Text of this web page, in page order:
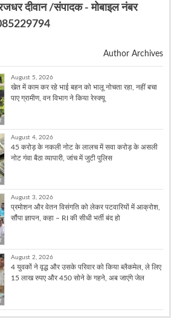
दीवान /संपादक - मोबाइल नंबर
Author Archives
August 5, 2026
खेत में काम कर रहे भाई बहन को भालू नोचता रहा, नहीं बचा
पाए ग्रामीण, वन विभाग ने किया रेस्क्यू
August 4, 2026
45 करोड़ के नकली नोट के लालच में सवा करोड़ के असली
नोट गंवा बैठा व्यापारी, जांच में जुटी पुलिस
August 3, 2026
प्रमोशन और वेतन विसंगति को लेकर पटवारियों में आक्रोश,
सौंपा ज्ञापन, कहा – RI की सीधी भर्ती बंद हो
August 2, 2026
4 युवकों ने वृद्ध और उसके परिवार को किया ब्लैकमेल, ले लिए
15 लाख रुपए और 450 सोने के गहने, अब जाएंगे जेल